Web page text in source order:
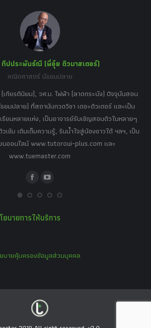
window
ทีปประพันธ์ณี (พี่อุ๋ย ติวมาสเตอร์)
คณิตศาสตร์ มัธยมปลาย
เกียรตินิยม), วศ.ม. ไฟฟ้า (ลาดกระบัง) ปัจจุบันสอน
มปลาย) ที่สถาบันกวดวิชา เดอะติวเตอร์ และเป็น
รียนหลายแห่ง, เป็นอาจารย์รับเชิญสอนติวในหลายๆ
เข้ม เติมเต็มความรู้, รินน้ำใจสู่น้องชาวใต้ ฯลฯ, เป็น
นออนไลน์ www.tutoroui-plus.com และ
www.tuemaster.com
FacebookYouTube
บายการให้บริการ
ยบายคุ้มครองข้อมูลส่วนบุคคล